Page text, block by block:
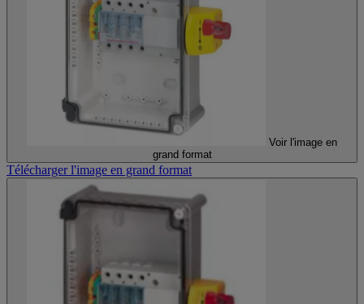
Voir l'image en
grand format
Télécharger l'image en grand format